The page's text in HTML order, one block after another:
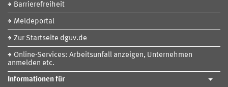
Barrierefreiheit
Meldeportal
Zur Startseite dguv.de
Online-Services: Arbeitsunfall anzeigen, Unternehmen
anmelden etc.
Informationen für